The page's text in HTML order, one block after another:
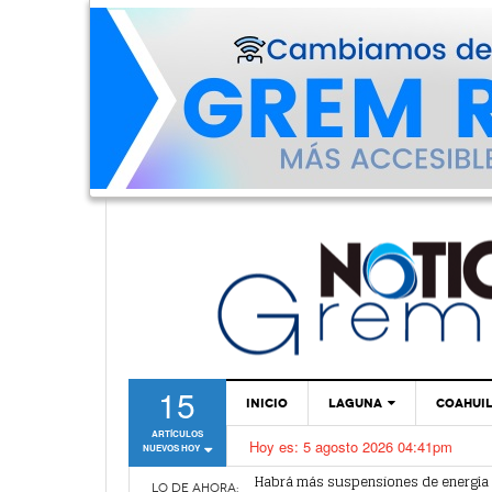
15
ARTÍCULOS
NUEVOS HOY
INICIO LAGUNA
TORREÓN
GÓMEZ PALACIO
Hoy es: 5 agosto 2026 04:41pm
LO DE AHORA:
Habrá más suspensiones de